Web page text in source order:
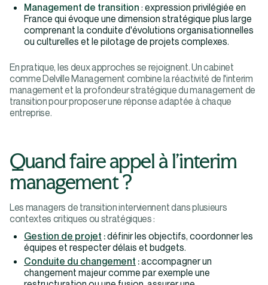
Management de transition : expression privilégiée en
France qui évoque une dimension stratégique plus large
comprenant la conduite d'évolutions organisationnelles
ou culturelles et le pilotage de projets complexes.
En pratique, les deux approches se rejoignent. Un cabinet
comme Delville Management combine la réactivité de l'interim
management et la profondeur stratégique du management de
transition pour proposer une réponse adaptée à chaque
entreprise.
Quand faire appel à l'interim
management ?
Les managers de transition interviennent dans plusieurs
contextes critiques ou stratégiques :
Gestion de projet :définir les objectifs, coordonner les
équipes et respecter délais et budgets.
Conduite du changement :accompagner un
changement majeur comme par exemple une